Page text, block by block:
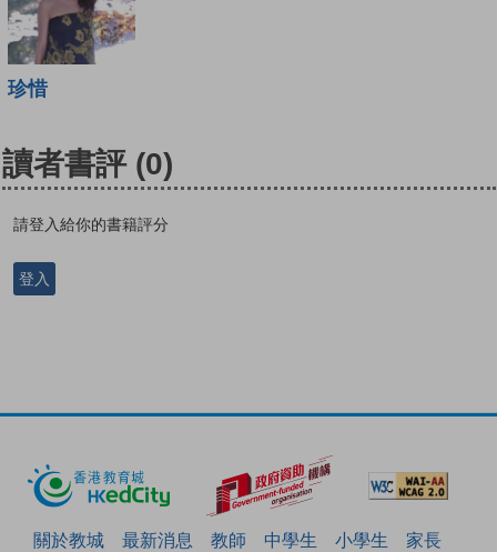
珍惜
讀者書評 (0)
請登入給你的書籍評分
登入
關於教城 最新消息 教師 中學生 小學生 家長